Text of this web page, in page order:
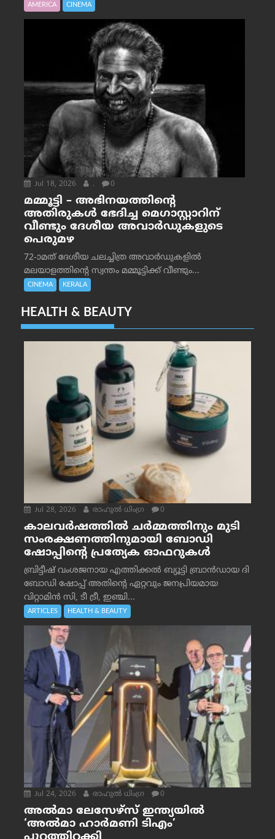
AMERICA CINEMA
Jul 18, 2026 . 0
മമ്മൂട്ടി – അഭിനയത്തിന്റെ
അതിരുകൾ ഭേദിച്ച മെഗാസ്റ്റാറിന്
വീണ്ടും ദേശീയ അവാർഡുകളുടെ
പെരുമഴ
72-ാമത് ദേശീയ ചലച്ചിത്ര അവാര്‍ഡുകളില്‍
മലയാളത്തിന്റെ സ്വന്തം മമ്മൂട്ടിക്ക് വീണ്ടും...
CINEMA KERALA
HEALTH & BEAUTY
Jul 28, 2026 രാഹുല്‍ ധിംഗ്ര 0
കാലവർഷത്തിൽ ചർമ്മത്തിനും മുടി
സംരക്ഷണത്തിനുമായി ബോഡി
ഷോപ്പിന്റെ പ്രത്യേക ഓഫറുകൾ
ബ്രിട്ടീഷ് വംശജനായ എത്തിക്കൽ ബ്യൂട്ടി ബ്രാൻഡായ ദി
ബോഡി ഷോപ്പ് അതിന്റെ ഏറ്റവും ജനപ്രിയമായ
വിറ്റാമിൻ സി, ടീ ട്രീ, ഇഞ്ചി...
ARTICLES HEALTH & BEAUTY
Jul 24, 2026 രാഹുല്‍ ധിംഗ്ര 0
അൽമാ ലേസേഴ്സ് ഇന്ത്യയിൽ
‘അൽമാ ഹാർമണി ടിഎം’